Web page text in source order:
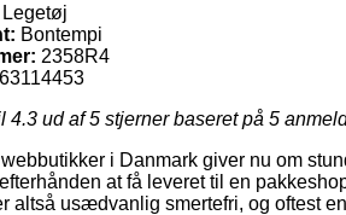
Legetøj
Bontempi
2358R4
4.3 ud af 5 stjerner baseret på 5
i Danmark giver nu om
at få leveret til en
altså usædvanlig smertefri, og oftest